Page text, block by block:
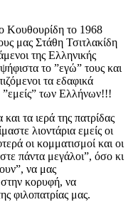
Κουθουρίδη το 1968
μας Στάθη Τσιτλακίδη
της Ελληνικής
το ”εγώ” τους και
τα εδαφικά
”εμείς” των Ελλήνων!!!
τα ιερά της πατρίδας
λιοντάρια εμείς οι
οι κομματισμοί και οι
πάντα μεγάλοι”, όσο κι
να μας
κορυφή, να
φιλοπατρίας μας.